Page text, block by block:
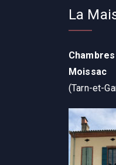
La
Moissac
(Tarn-et-